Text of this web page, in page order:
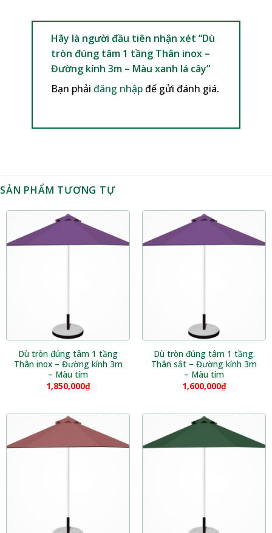
Hãy là người đầu tiên nhận xét “Dù
tròn đúng tâm 1 tầng Thân inox –
Đường kính 3m – Màu xanh lá cây”
Bạn phải đăng nhậpđể gửi đánh giá.
SẢN PHẨM TƯƠNG TỰ
Dù tròn đúng tâm 1 tầng
Thân inox – Đường kính 3m
– Màu tím
1,850,000₫
Dù tròn đúng tâm 1 tầng.
Thân sắt – Đường kính 3m
– Màu tím
1,600,000₫